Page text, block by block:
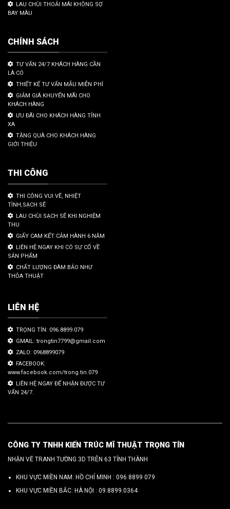
LAU CHÙI THOẢI MÁI KHÔNG SỢ
BAY MÀU
CHÍNH SÁCH
TƯ VẤN 24/7 KHÁCH HÀNG CẦN
LÀ CÓ
THIẾT KẾ TƯ VẤN MẪU MIỄN PHÍ
GIẢM GIÁ KHUYẾN MÃI CHO
KHÁCH HÀNG
ƯU ĐÃI CHO KHÁCH HÀNG TỈNH
XA
TẶNG QUÀ CHO KHÁCH HÀNG
GIỚI THIỆU
THI CÔNG
THI CÔNG VUI VẼ, NHIỆT
TÌNH,SẠCH SẼ
LAU CHÙI SẠCH SẼ KHI NGHIỆM
THU
GIẤY CAM KẾT CẢM HÀNH 6 NĂM
LIÊN HỆ NGAY KHI CÓ SỰ CỐ VỀ
SẢN PHẨM
CHẤT LƯỢNG ĐÀM BẢO NHƯ
THỎA THUẬT
LIÊN HỆ
TRỌNG TÍN: 096.8899.079
GMAIL: trongtin7799@gmail.com
ZALO: 0968899079
FACEBOOK:
www.facebook.com/trong.tin.079
LIÊN HỆ NGAY ĐỂ NHẬN ĐƯỢC TƯ
VẤN 24/7.
CÔNG TY TNHH KIẾN TRÚC MĨ THUẬT TRỌNG TÍN
NHẬN VẼ TRANH TƯỜNG 3D TRÊN 63 TỈNH THÀNH
KHU VỰC MIỀN NAM: HỒ CHÍ MINH : 096 8899 079
KHU VỰC MIỀN BẮC: HÀ NỘI : 09.8899.0364